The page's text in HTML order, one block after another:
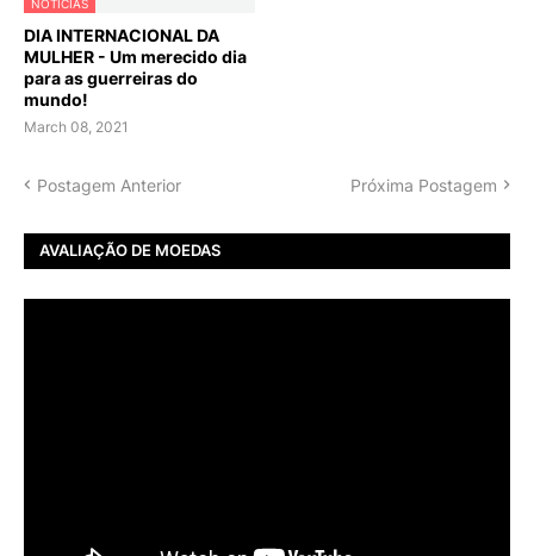
NOTÍCIAS
DIA INTERNACIONAL DA
MULHER - Um merecido dia
para as guerreiras do
mundo!
March 08, 2021
Postagem Anterior Próxima Postagem
AVALIAÇÃO DE MOEDAS